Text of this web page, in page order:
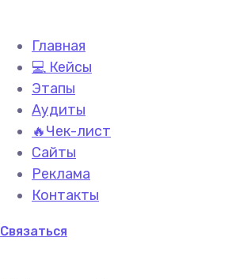
Главная
💻 Кейсы
Этапы
Аудиты
🔥Чек-лист
Сайты
Реклама
Контакты
Связаться